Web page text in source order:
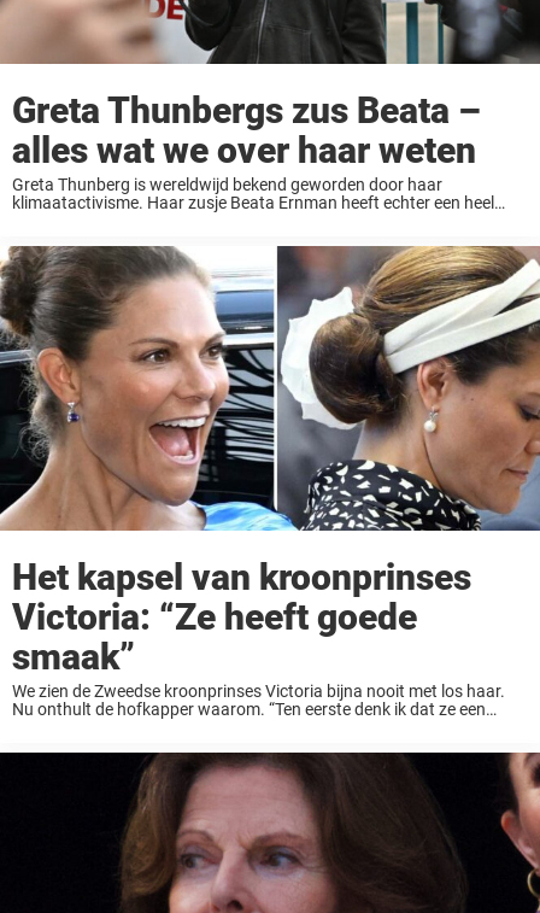
Greta Thunbergs zus Beata –
alles wat we over haar weten
Greta Thunberg is wereldwijd bekend geworden door haar
klimaatactivisme. Haar zusje Beata Ernman heeft echter een heel
Het kapsel van kroonprinses
Victoria: “Ze heeft goede
smaak”
We zien de Zweedse kroonprinses Victoria bijna nooit met los haar.
Nu onthult de hofkapper waarom. “Ten eerste denk ik dat ze een